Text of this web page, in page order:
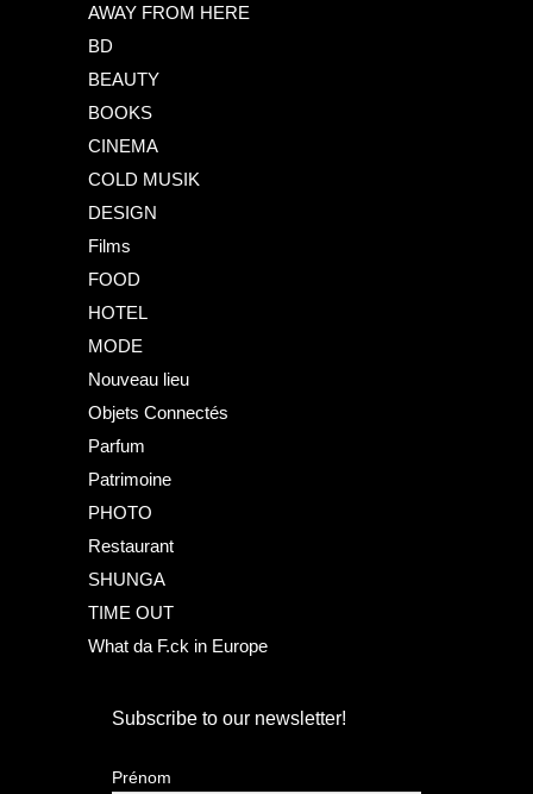
AWAY FROM HERE
BD
BEAUTY
BOOKS
CINEMA
COLD MUSIK
DESIGN
Films
FOOD
HOTEL
MODE
Nouveau lieu
Objets Connectés
Parfum
Patrimoine
PHOTO
Restaurant
SHUNGA
TIME OUT
What da F.ck in Europe
Subscribe to our newsletter!
Prénom